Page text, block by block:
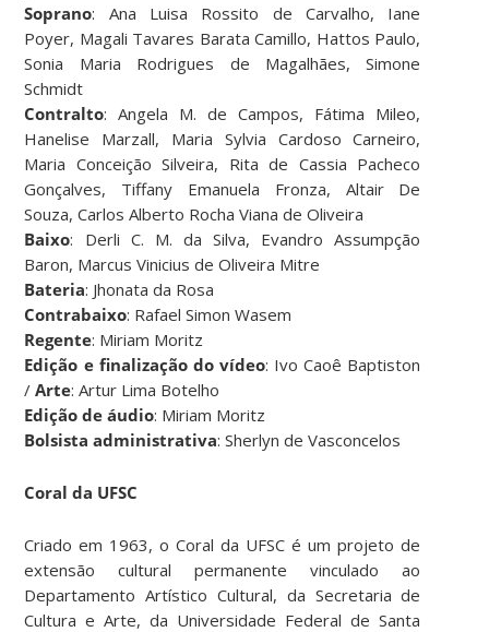
Soprano: Ana Luisa Rossito de Carvalho, Iane
Poyer, Magali Tavares Barata Camillo, Hattos Paulo,
Sonia Maria Rodrigues de Magalhães, Simone
Schmidt
Contralto: Angela M. de Campos, Fátima Mileo,
Hanelise Marzall, Maria Sylvia Cardoso Carneiro,
Maria Conceição Silveira, Rita de Cassia Pacheco
Gonçalves, Tiffany Emanuela Fronza, Altair De
Souza, Carlos Alberto Rocha Viana de Oliveira
Baixo: Derli C. M. da Silva, Evandro Assumpção
Baron, Marcus Vinicius de Oliveira Mitre
Bateria: Jhonata da Rosa
Contrabaixo: Rafael Simon Wasem
Regente: Miriam Moritz
Edição e finalização do vídeo: Ivo Caoê Baptiston
/Arte: Artur Lima Botelho
Edição de áudio: Miriam Moritz
Bolsista administrativa: Sherlyn de Vasconcelos
Coral da UFSC
Criado em 1963, o Coral da UFSC é um projeto de
extensão cultural permanente vinculado ao
Departamento Artístico Cultural, da Secretaria de
Cultura e Arte, da Universidade Federal de Santa